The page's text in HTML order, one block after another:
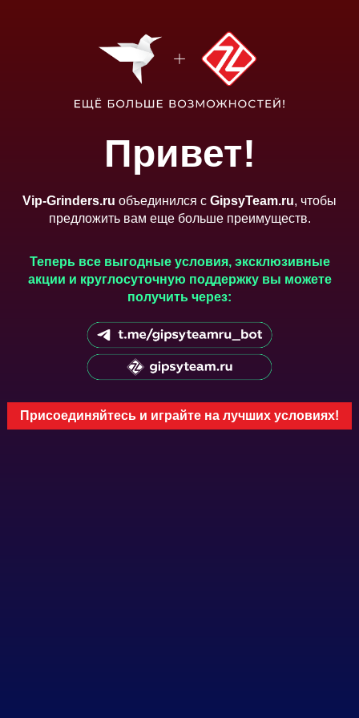
Привет!
Vip-Grinders.ru объединился с GipsyTeam.ru, чтобы
предложить вам еще больше преимуществ.
Теперь все выгодные условия, эксклюзивные
акции и круглосуточную поддержку вы можете
получить через:
Присоединяйтесь и играйте на лучших условиях!